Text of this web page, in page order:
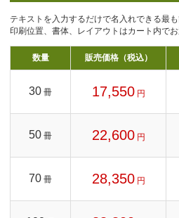
テキストを入力するだけで名入れできる最も
印刷位置、書体、レイアウトはカート内でお
数量 販売価格（税込）
30 冊 17,550 円
50 冊 22,600 円
70 冊 28,350 円